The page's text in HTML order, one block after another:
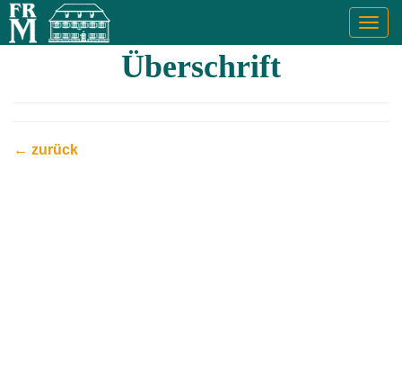
Überschrift
← zurück